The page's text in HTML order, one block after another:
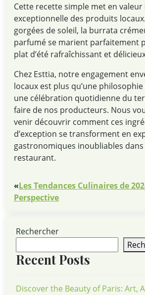
Cette recette simple met en
exceptionnelle des produits
gorgées de soleil, la burrata
parfumé se marient parfaitement
plat d’été rafraîchissant et
Chez Esttia, notre engagement
locaux est plus qu’une philosophie
une célébration quotidienne du
faire de nos producteurs. Nous
venir découvrir comment ces
d’exception se transforment en
gastronomiques inoubliables
restaurant.
«Les Tendances Culinaires de
Perspective
Rechercher
Recent Posts
Discover the Beauty of Paris: Art,